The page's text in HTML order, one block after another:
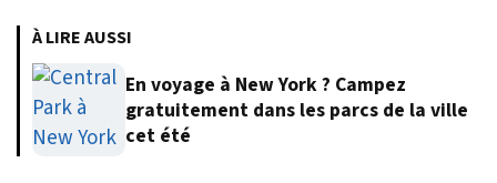
À LIRE AUSSI
En voyage à New York ? Campez
gratuitement dans les parcs de la ville
cet été